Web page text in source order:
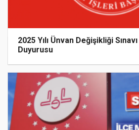
2025 Yılı Ünvan Değişikliği
Duyurusu